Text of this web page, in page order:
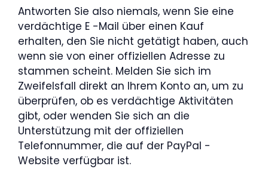
Antworten Sie also niemals, wenn Sie eine
verdächtige E -Mail über einen Kauf
erhalten, den Sie nicht getätigt haben, auch
wenn sie von einer offiziellen Adresse zu
stammen scheint. Melden Sie sich im
Zweifelsfall direkt an Ihrem Konto an, um zu
überprüfen, ob es verdächtige Aktivitäten
gibt, oder wenden Sie sich an die
Unterstützung mit der offiziellen
Telefonnummer, die auf der PayPal -
Website verfügbar ist.